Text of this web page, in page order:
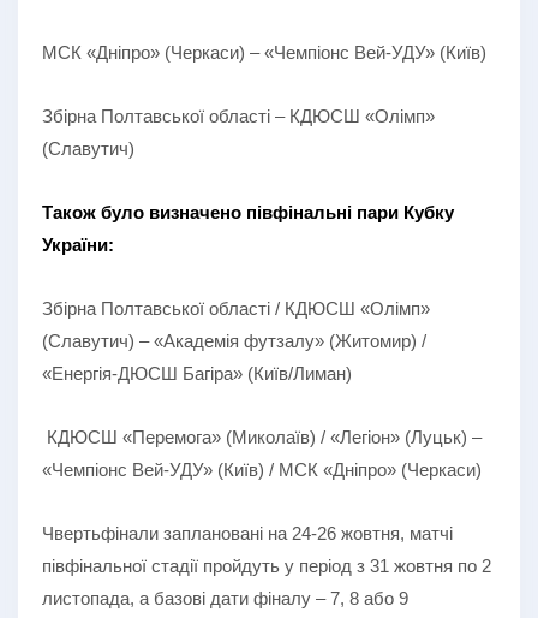
МСК «Дніпро» (Черкаси) – «Чемпіонс Вей-УДУ» (Київ)
Збірна Полтавської області – КДЮСШ «Олімп»
(Славутич)
Також було визначено півфінальні пари Кубку
України:
Збірна Полтавської області / КДЮСШ «Олімп»
(Славутич) – «Академія футзалу» (Житомир) /
«Енергія-ДЮСШ Багіра» (Київ/Лиман)
КДЮСШ «Перемога» (Миколаїв) / «Легіон» (Луцьк) –
«Чемпіонс Вей-УДУ» (Київ) / МСК «Дніпро» (Черкаси)
Чвертьфінали заплановані на 24-26 жовтня, матчі
півфінальної стадії пройдуть у період з 31 жовтня по 2
листопада, а базові дати фіналу – 7, 8 або 9